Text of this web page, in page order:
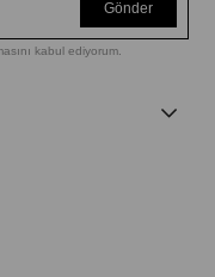
Gönder
kabul ediyorum.